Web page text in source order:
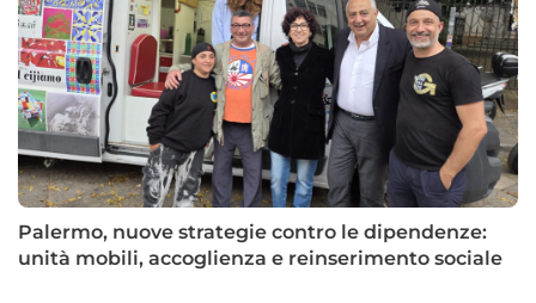
Palermo, nuove strategie contro le dipendenze:
unità mobili, accoglienza e reinserimento sociale